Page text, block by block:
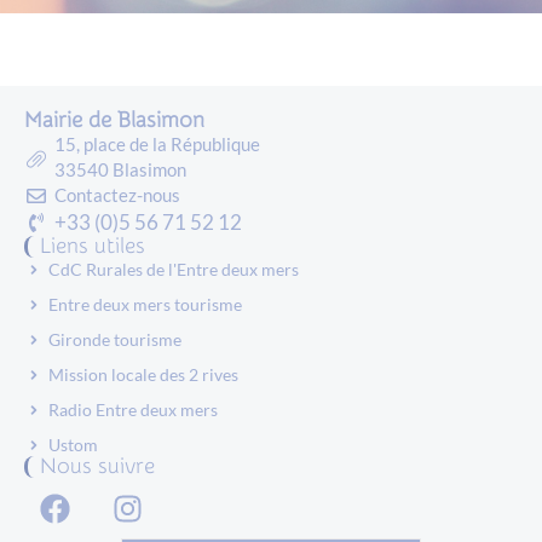
Mairie de Blasimon
15, place de la République
33540 Blasimon
Contactez-nous
+33 (0)5 56 71 52 12
Liens utiles
CdC Rurales de l'Entre deux mers
Entre deux mers tourisme
Gironde tourisme
Mission locale des 2 rives
Radio Entre deux mers
Ustom
Nous suivre